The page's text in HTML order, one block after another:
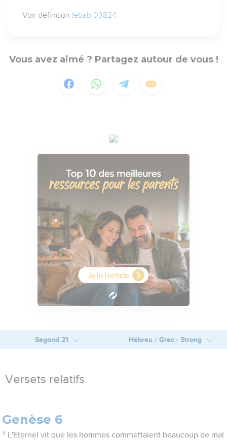
Voir définition lebab 03824
Vous avez aimé ? Partagez autour de vous !
Segond 21 Hébreu / Grec - Strong
Versets relatifs
Genèse 6
5
L'Eternel vit que les hommes commettaient beaucoup de mal